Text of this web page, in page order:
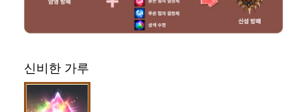
신비한 가루